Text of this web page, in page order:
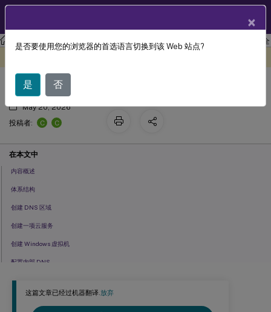
XenApp and XenDesktop XenApp 和 XenDesktop 7.15 LTSR 安全
这篇文章已经过机器翻译.放弃
联合身份验证服务 Azure AD 集成
May 20, 2026
投稿者:
C C
在本文中
内容概述
体系结构
创建 DNS 区域
创建一项云服务
创建 Windows 虚拟机
配置内部 DNS
配置外部 DNS 地址
配置安全组的设置
×
是否要使用您的浏览器的首选语言切换到该 Web 站点?
是 否